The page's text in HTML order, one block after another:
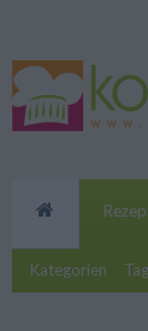
Kategorien